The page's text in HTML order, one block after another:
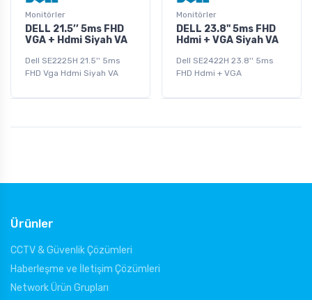
Monitörler
DELL 21.5’’ 5ms FHD
VGA + Hdmi Siyah VA
Dell SE2225H 21.5'' 5ms
FHD Vga Hdmi Siyah VA
Monitörler
DELL 23.8'' 5ms FHD
Hdmi + VGA Siyah VA
Dell SE2422H 23.8'' 5ms
FHD Hdmi + VGA
Ürünler
CCTV & Güvenlik Çözümleri
Haberleşme ve İletişim Çözümleri
Network Ürün Grupları